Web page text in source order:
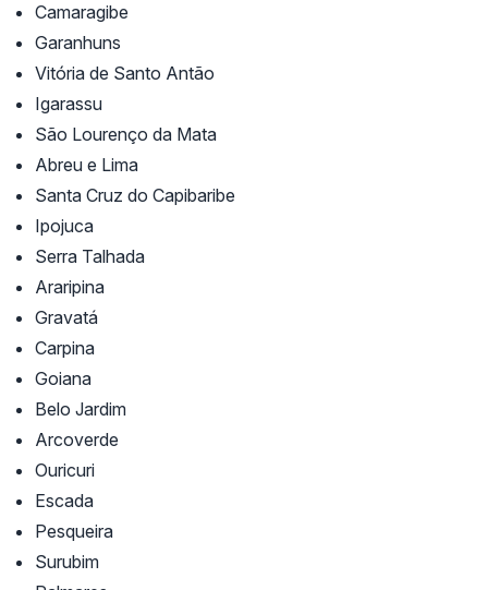
Camaragibe
Garanhuns
Vitória de Santo Antão
Igarassu
São Lourenço da Mata
Abreu e Lima
Santa Cruz do Capibaribe
Ipojuca
Serra Talhada
Araripina
Gravatá
Carpina
Goiana
Belo Jardim
Arcoverde
Ouricuri
Escada
Pesqueira
Surubim